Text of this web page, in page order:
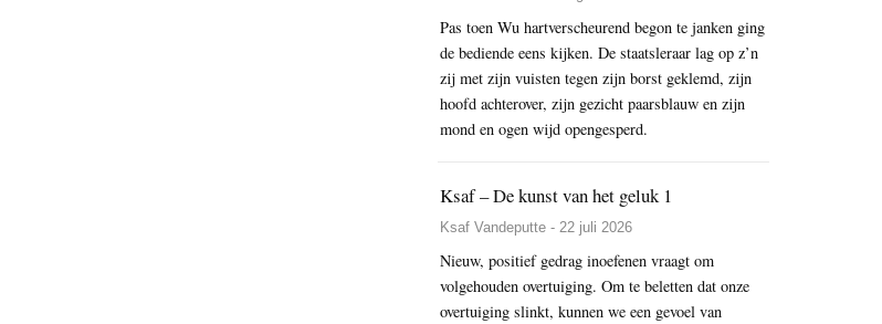
Pas toen Wu hartverscheurend begon te janken ging
de bediende eens kijken. De staatsleraar lag op z’n
zij met zijn vuisten tegen zijn borst geklemd, zijn
hoofd achterover, zijn gezicht paarsblauw en zijn
mond en ogen wijd opengesperd.
Ksaf – De kunst van het geluk 1
Ksaf Vandeputte - 22 juli 2026
Nieuw, positief gedrag inoefenen vraagt om
volgehouden overtuiging. Om te beletten dat onze
overtuiging slinkt, kunnen we een gevoel van